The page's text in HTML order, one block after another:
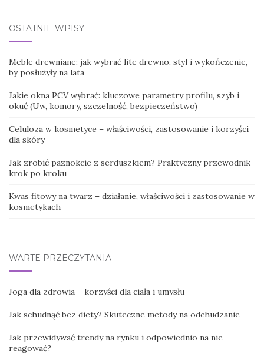
OSTATNIE WPISY
Meble drewniane: jak wybrać lite drewno, styl i wykończenie,
by posłużyły na lata
Jakie okna PCV wybrać: kluczowe parametry profilu, szyb i
okuć (Uw, komory, szczelność, bezpieczeństwo)
Celuloza w kosmetyce – właściwości, zastosowanie i korzyści
dla skóry
Jak zrobić paznokcie z serduszkiem? Praktyczny przewodnik
krok po kroku
Kwas fitowy na twarz – działanie, właściwości i zastosowanie w
kosmetykach
WARTE PRZECZYTANIA
Joga dla zdrowia – korzyści dla ciała i umysłu
Jak schudnąć bez diety? Skuteczne metody na odchudzanie
Jak przewidywać trendy na rynku i odpowiednio na nie
reagować?